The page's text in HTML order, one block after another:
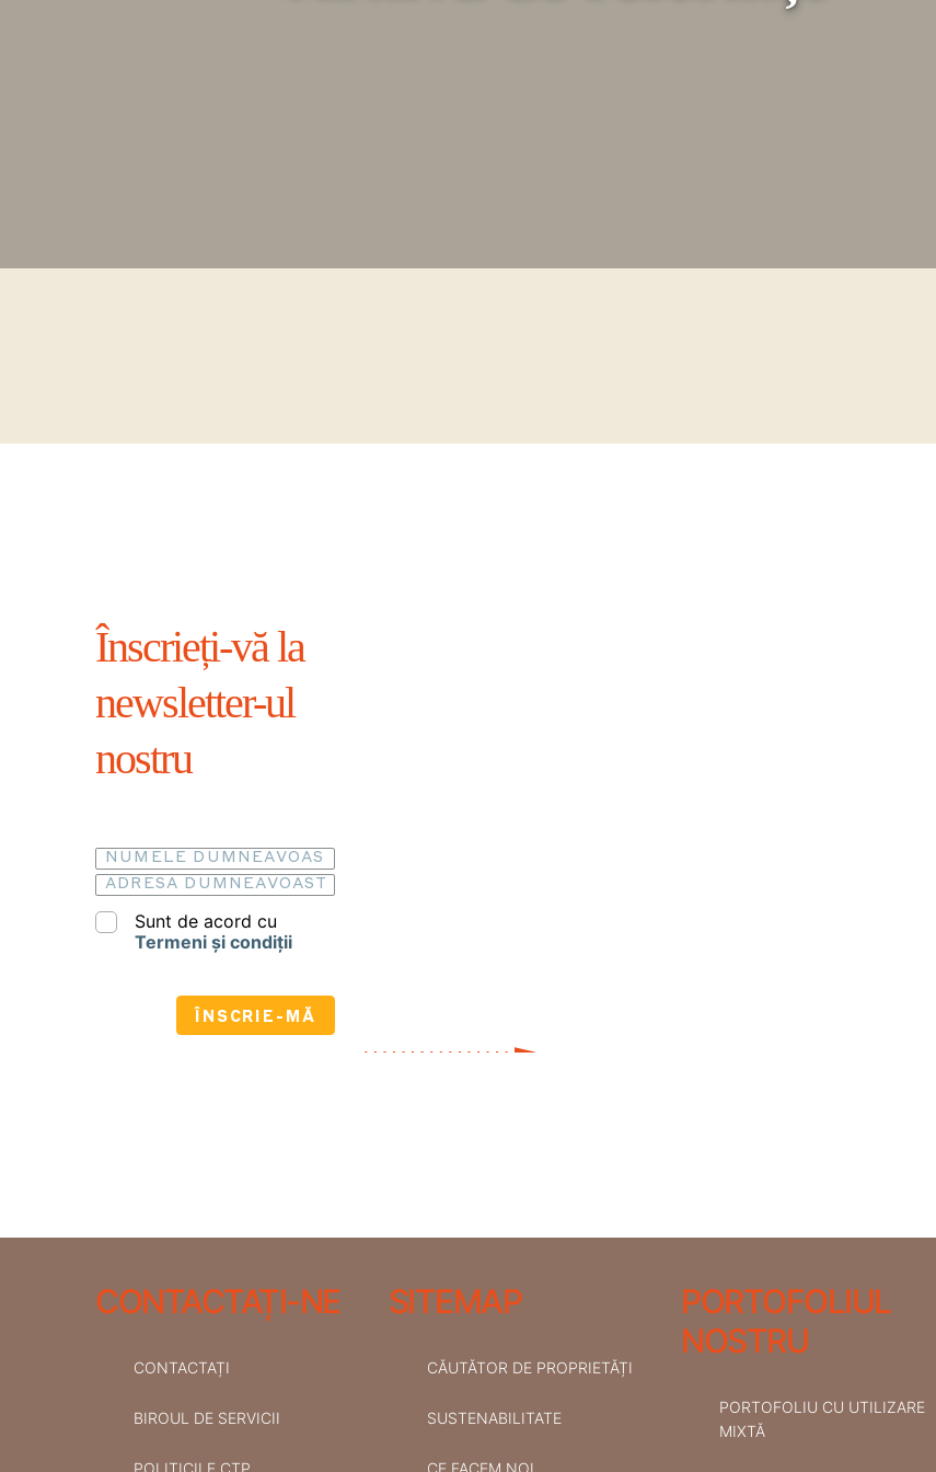
Înscrieți-vă la
newsletter-ul
nostru
Sunt de acord cu
Termeni și condiții
CONTACTAȚI-NE
CONTACTAȚI
BIROUL DE SERVICII
POLITICILE CTP
SITEMAP
CĂUTĂTOR DE PROPRIETĂȚI
SUSTENABILITATE
CE FACEM NOI
PORTOFOLIUL
NOSTRU
PORTOFOLIU CU UTILIZARE
MIXTĂ